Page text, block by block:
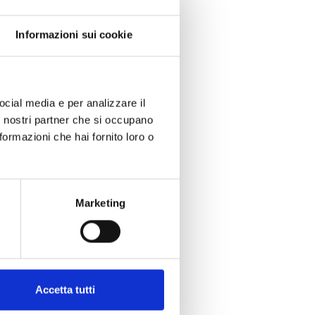
Informazioni sui cookie
media e per analizzare il
partner che si occupano
che hai fornito loro o
Marketing
Accetta tutti